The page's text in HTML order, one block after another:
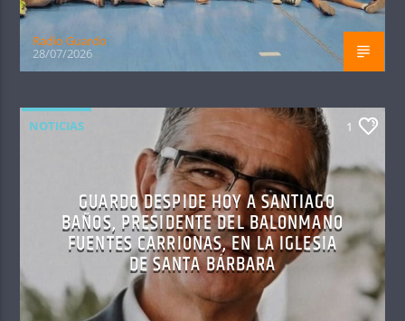
Radio Guardo
28/07/2026
NOTICIAS 1
GUARDO DESPIDE HOY A SANTIAGO
BAÑOS, PRESIDENTE DEL BALONMANO
FUENTES CARRIONAS, EN LA IGLESIA
DE SANTA BÁRBARA